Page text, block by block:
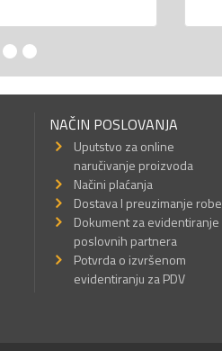
NAČIN POSLOVANJA
Uputstvo za online
naručivanje proizvoda
Načini plaćanja
Dostava I preuzimanje robe
Dokument za evidentiranje
poslovnih partnera
Potvrda o izvršenom
evidentiranju za PDV